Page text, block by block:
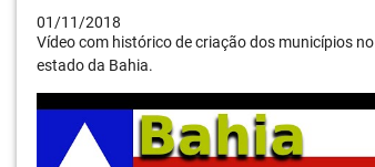
01/11/2018
Vídeo com histórico de criação dos municípios no
estado da Bahia.